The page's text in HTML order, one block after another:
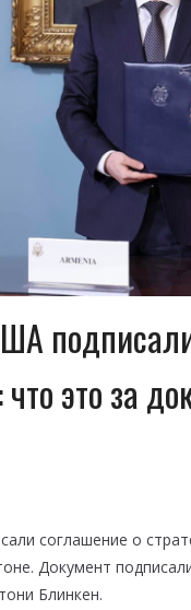
что это за
соглашение о
Документ
Блинкен.